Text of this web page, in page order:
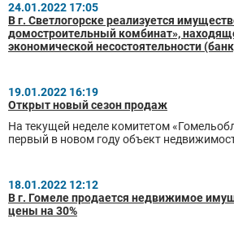
24.01.2022 17:05
В г. Светлогорске реализуется
домостроительный комбинат»,
экономической несостоятельности
19.01.2022 16:19
Открыт новый сезон продаж
На текущей неделе комитетом
первый в новом году объект
18.01.2022 12:12
В г. Гомеле продается недвижимое
цены на 30%